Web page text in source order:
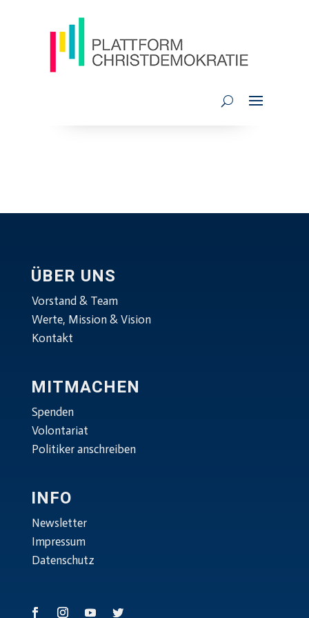
ÜBER UNS
Vorstand & Team
Werte, Mission & Vision
Kontakt
MITMACHEN
Spenden
Volontariat
Politiker anschreiben
INFO
Newsletter
Impressum
Datenschutz